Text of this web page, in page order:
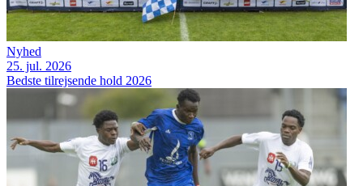
Nyhed
25. jul. 2026
Bedste tilrejsende hold 2026